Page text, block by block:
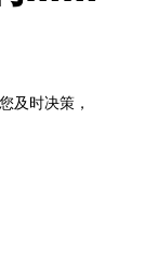
及时决策，